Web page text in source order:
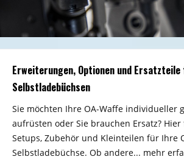
Erweiterungen, Optionen und Ersatzteile
Selbstladebüchsen
Sie möchten Ihre OA-Waffe individueller
aufrüsten oder Sie brauchen Ersatz?
Setups, Zubehör und Kleinteilen für Ihre
Selbstladebüchse. Ob andere... mehr